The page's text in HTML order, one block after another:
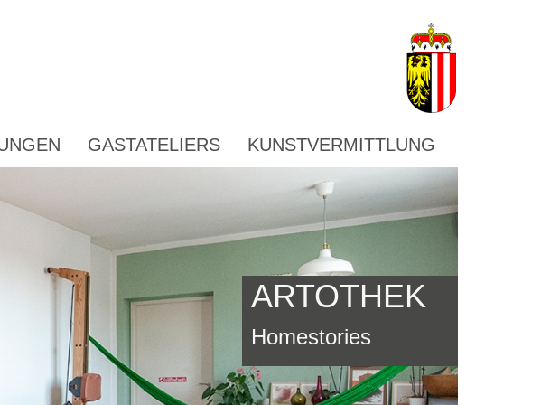
GASTATELIERS KUNSTVERMITTLUNG
ARTOTHEK
Homestories